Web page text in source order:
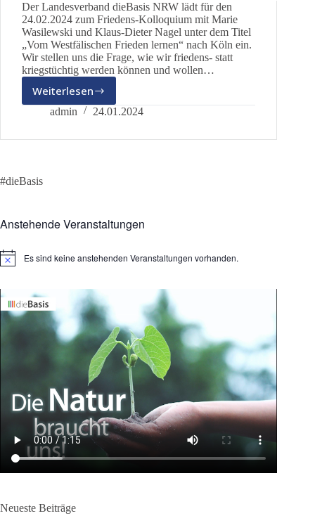
Der Landesverband dieBasis NRW lädt für den
24.02.2024 zum Friedens-Kolloquium mit Marie
Wasilewski und Klaus-Dieter Nagel unter dem Titel
„Vom Westfälischen Frieden lernen“ nach Köln ein.
Wir stellen uns die Frage, wie wir friedens- statt
kriegstüchtig werden können und wollen…
Weiterlesen
Der
,,Westfälische
heute
admin 24.01.2024
#dieBasis
Anstehende Veranstaltungen
H
w
Es sind keine anstehenden Veranstaltungen vorhanden.
Neueste Beiträge